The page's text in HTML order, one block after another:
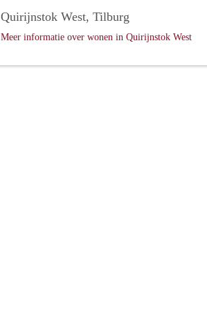
Quirijnstok West, Tilburg
Meer informatie over wonen in Quirijnstok West